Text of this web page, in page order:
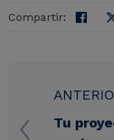
Compartir:
Tu